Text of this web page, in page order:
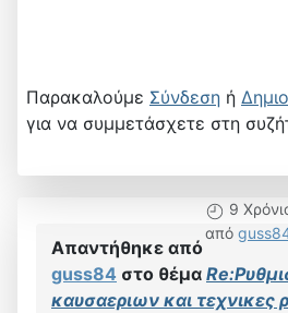
Παρακαλούμε Σύνδεση ή
για να συμμετάσχετε στη
9
από
Απαντήθηκε από
guss84 στο θέμα
καυσαεριων και τεχνικες